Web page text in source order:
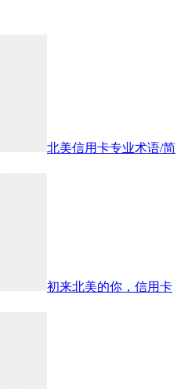
北美信用卡专业术语/简
初来北美的你，信用卡